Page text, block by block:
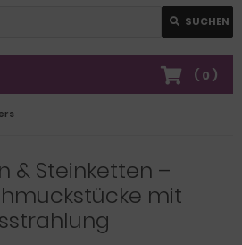
SUCHEN
( 0 )
& Steinketten –
mit